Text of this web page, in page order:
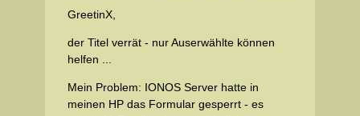
GreetinX,
der Titel verrät - nur Auserwählte können
helfen ...
Mein Problem: IONOS Server hatte in
meinen HP das Formular gesperrt - es